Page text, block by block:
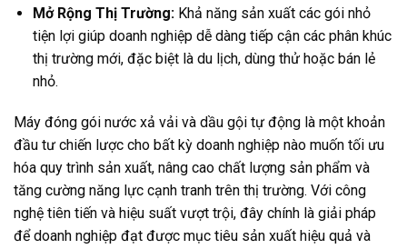
Mở Rộng Thị Trường:Khả năng sản xuất các gói nhỏ
tiện lợi giúp doanh nghiệp dễ dàng tiếp cận các phân khúc
thị trường mới, đặc biệt là du lịch, dùng thử hoặc bán lẻ
nhỏ.
Máy đóng gói nước xả vải và dầu gội tự động là một khoản
đầu tư chiến lược cho bất kỳ doanh nghiệp nào muốn tối ưu
hóa quy trình sản xuất, nâng cao chất lượng sản phẩm và
tăng cường năng lực cạnh tranh trên thị trường. Với công
nghệ tiên tiến và hiệu suất vượt trội, đây chính là giải pháp
để doanh nghiệp đạt được mục tiêu sản xuất hiệu quả và